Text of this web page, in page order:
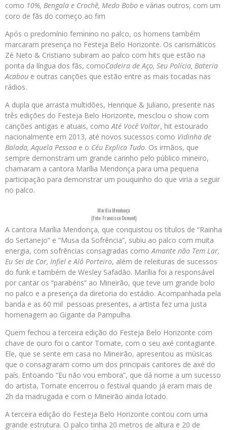
como 10%, Bengala e Crochê, Medo Bobo e várias outros, com um
coro de fãs do começo ao fim
Após o predomínio feminino no palco, os homens também
marcaram presença no Festeja Belo Horizonte. Os carismáticos
Zé Neto & Cristiano subiram ao palco com hits que estão na
ponta da língua dos fãs, comoCadeira de Aço, Seu Polícia, Bateria
Acabou e outras canções que estão entre as mais tocadas nas
rádios.
A dupla que arrasta multidões, Henrique & Juliano, presente nas
três edições do Festeja Belo Horizonte, mesclou o show com
canções antigas e atuais, comoAté Você Voltar, hit estourado
nacionalmente em 2013, até novos sucessos como Vidinha de
Balada, Aquela Pessoa e o Céu Explica Tudo. Os irmãos, que
sempre demonstram um grande carinho pelo público mineiro,
chamaram a cantora Marília Mendonça para uma pequena
participação para demonstrar um pouquinho do que viria a seguir
no palco.
Marília Mendonça
(Foto: Francisco Dumont)
A cantora Marília Mendonça, que conquistou os títulos de “Rainha
do Sertanejo” e “Musa da Sofrência”, subiu ao palco com muita
energia, com sofrências consagradas comoAmante não Tem Lar,
Eu Sei de Cor, Infiel e Alô Porteiro, além de releituras de sucessos
do funk e também de Wesley Safadão. Marília foi a responsável
por cantar os “parabéns” ao Mineirão, que teve um grande bolo
no palco e a presença da diretoria do estádio. Acompanhada pela
banda e as 60 mil pessoas presentes, a artista fez uma justa
homenagem ao Gigante da Pampulha.
Quem fechou a terceira edição do Festeja Belo Horizonte com
chave de ouro foi o cantor Tomate, com o seu axé contagiante.
Ele, que se sente em casa no Mineirão, apresentou as músicas
que o consagraram como um dos principais cantores de axé do
país. Entoando “Eu não vou embora”, que dá nome a um sucesso
do artista, Tomate encerrou o festival quando já eram mais de
2h da madrugada e com o Mineirão ainda lotado.
A terceira edição do Festeja Belo Horizonte contou com uma
grande estrutura. O palco tinha 20 metros de altura e 20 de